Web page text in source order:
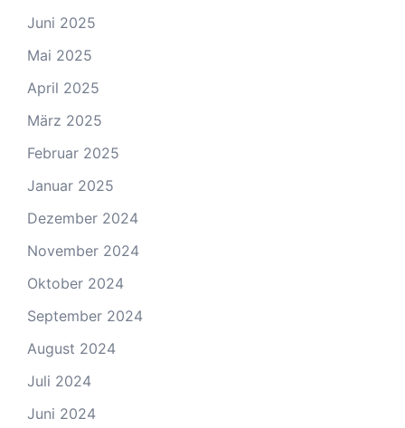
Juni 2025
Mai 2025
April 2025
März 2025
Februar 2025
Januar 2025
Dezember 2024
November 2024
Oktober 2024
September 2024
August 2024
Juli 2024
Juni 2024